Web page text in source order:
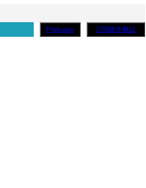
Podcasts 訂閱紙本雜誌